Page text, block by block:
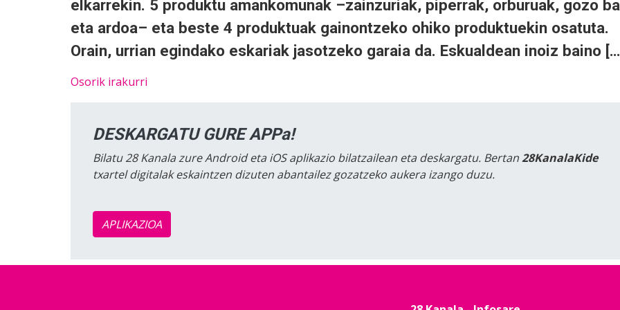
elkarrekin. 5 produktu amankomunak –zainzuriak, piperrak, orburuak, gozo
eta ardoa– eta beste 4 produktuak gainontzeko ohiko produktuekin osatuta.
Orain, urrian egindako eskariak jasotzeko garaia da. Eskualdean inoiz baino
Osorik irakurri
DESKARGATU GURE APPa!
Bilatu 28 Kanala zure Android eta iOS aplikazio bilatzailean eta deskargatu. Bertan28KanalaKide
txartel digitalak eskaintzen dizuten abantailez gozatzeko aukera izango duzu.
APLIKAZIOA